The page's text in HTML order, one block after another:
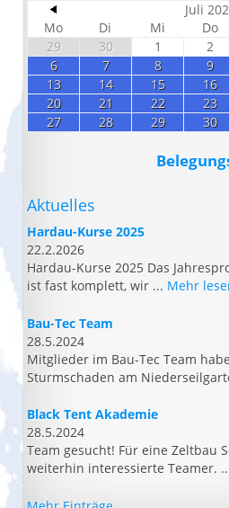
Juli
Mo
Di Mi Do
29
30 1 2
6
7 8 9
13
14 15 16
20
21 22 23
27
28 29 30
Aktuelles
Hardau-Kurse 2025
22.2.2026
Hardau-Kurse 2025 Das
ist fast komplett, wir ... Mehr
Bau-Tec Team
28.5.2024
Mitglieder im Bau-Tec Team
Sturmschaden am
Black Tent Akademie
28.5.2024
Team gesucht! Für eine Zeltbau
weiterhin interessierte Teamer.